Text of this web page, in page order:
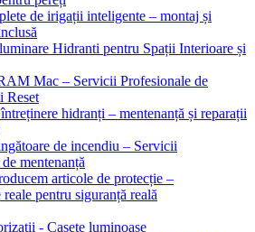
de irigații inteligente – montaj și
Hidranti pentru Spații Interioare și
Mac – Servicii Profesionale de
Reset
hidranți – mentenanță și reparații
de incendiu – Servicii
mentenanță
articole de protecție –
reale pentru siguranță reală
- Casete luminoase